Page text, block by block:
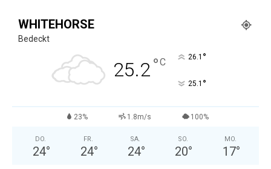
WHITEHORSE
Bedeckt
25.2°C 26.1 °
25.1 °
23% 1.8m/s 100%
DO.
24°
FR.
24°
SA.
24°
SO.
20°
MO.
17°